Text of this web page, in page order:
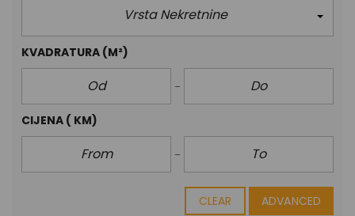
Vrsta Nekretnine
KVADRATURA (M²)
CIJENA ( KM)
CLEAR ADVANCED